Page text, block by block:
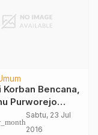
Korban Bencana,
Purworejo
Perbaikan Rumah
BMT
Sabtu, 23 Jul
2016